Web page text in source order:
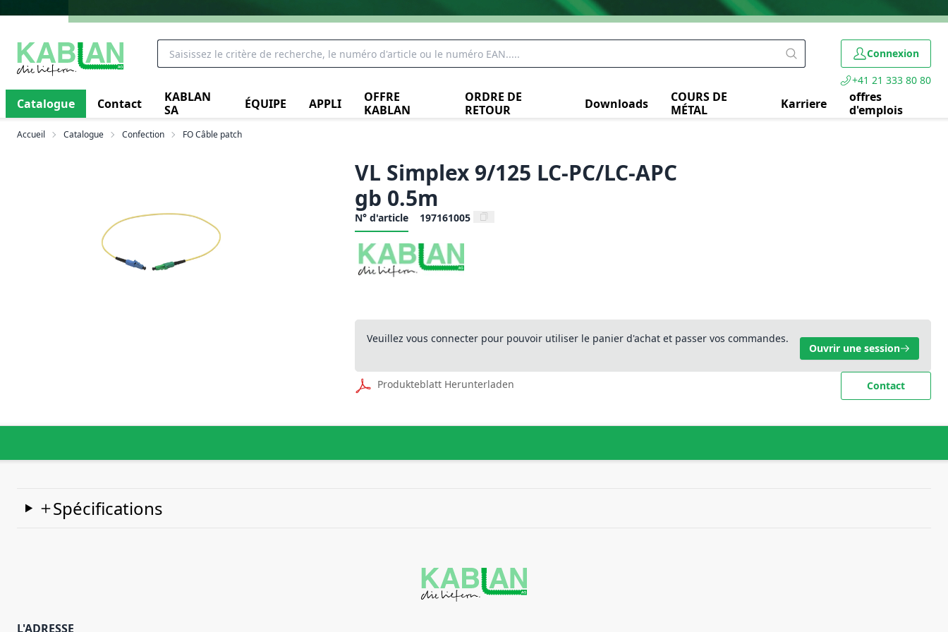
Connexion
+41 21 333 80 80
Catalogue Contact
KABLAN
SA
ÉQUIPE APPLI
OFFRE
KABLAN
ORDRE DE
RETOUR
Downloads
COURS DE
MÉTAL
Karriere
offres
d'emplois
Accueil Catalogue Confection FO Câble patch
VL Simplex 9/125 LC-PC/LC-APC
gb 0.5m
N° d'article 197161005
Veuillez vous connecter pour pouvoir utiliser le panier d'achat et passer vos commandes.
Ouvrir une session
Produkteblatt Herunterladen Contact
Spécifications
L'ADRESSE